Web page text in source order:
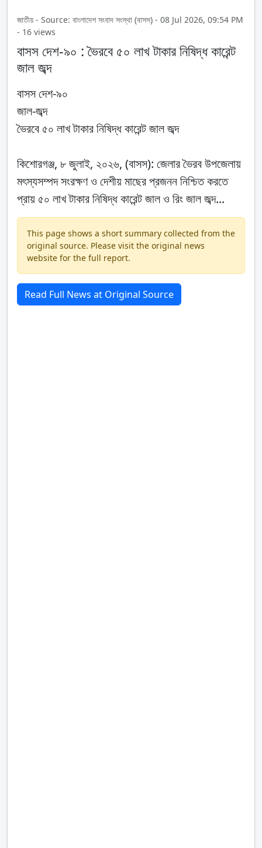
জাতীয় - Source: বাংলাদেশ সংবাদ সংস্থা (বাসস) - 08 Jul 2026, 09:54 PM
- 16 views
বাসস দেশ-৯০ : ভৈরবে ৫০ লাখ টাকার নিষিদ্ধ কারেন্ট
জাল জব্দ
বাসস দেশ-৯০
জাল-জব্দ
ভৈরবে ৫০ লাখ টাকার নিষিদ্ধ কারেন্ট জাল জব্দ
কিশোরগঞ্জ, ৮ জুলাই, ২০২৬, (বাসস): জেলার ভৈরব উপজেলায়
মৎস্যসম্পদ সংরক্ষণ ও দেশীয় মাছের প্রজনন নিশ্চিত করতে
প্রায় ৫০ লাখ টাকার নিষিদ্ধ কারেন্ট জাল ও রিং জাল জব্দ...
This page shows a short summary collected from the
original source. Please visit the original news
website for the full report.
Read Full News at Original Source